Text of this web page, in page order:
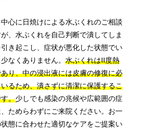
中心に日焼けによる水ぶくれのご相談
、水ぶくれを自己判断で潰してしま
き起こし、症状が悪化した状態でい
なくありません。 水ぶくれはII度熱
り、中の浸出液には皮膚の修復に必
るため、潰さずに清潔に保護するこ
。少しでも感染の兆候や広範囲の症
ためらわずにご来院ください。お一
態に合わせた適切なケアをご提案い